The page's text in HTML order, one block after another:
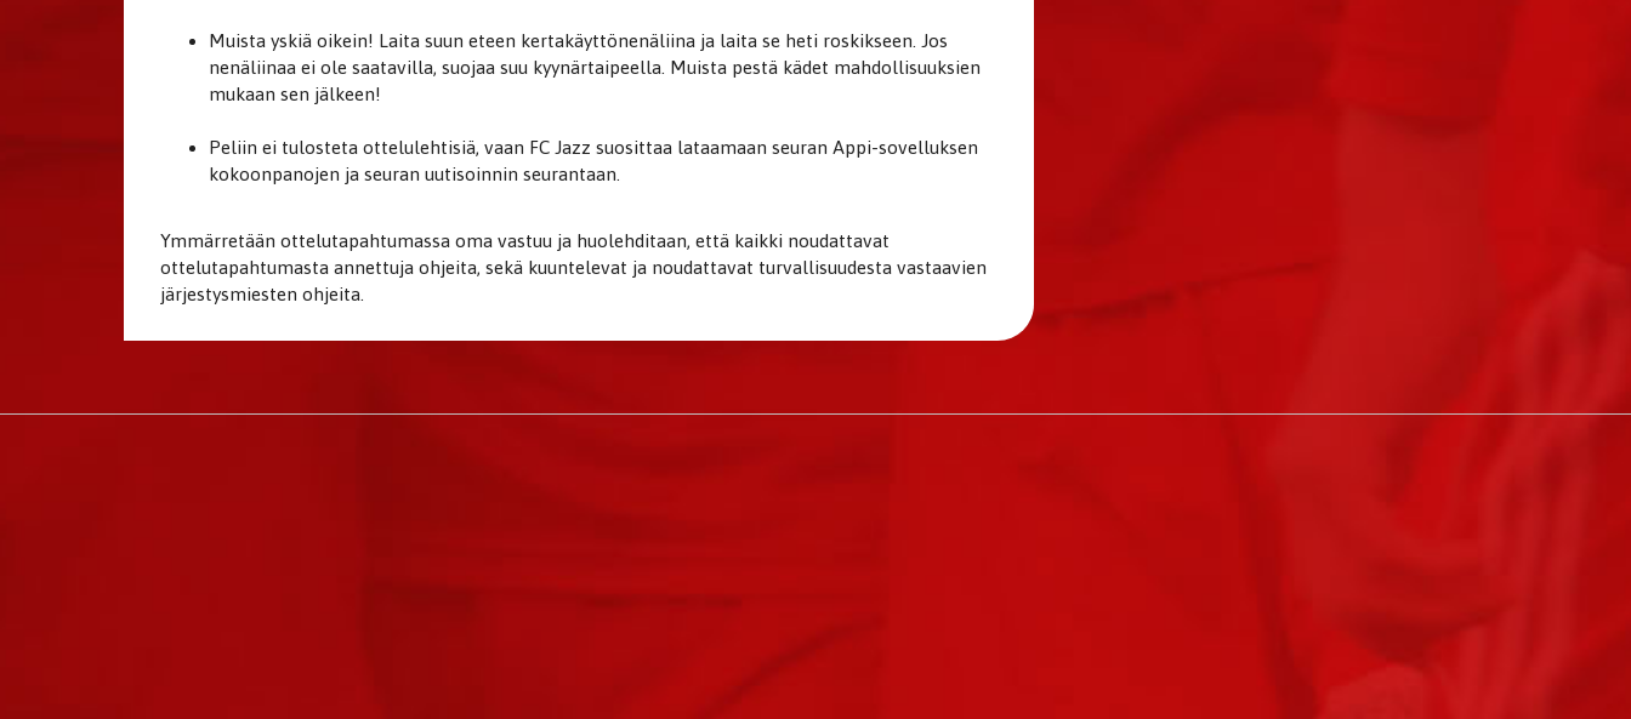
Muista yskiä oikein! Laita suun eteen kertakäyttönenäliina ja laita se heti roskikseen. Jos
nenäliinaa ei ole saatavilla, suojaa suu kyynärtaipeella. Muista pestä kädet mahdollisuuksien
mukaan sen jälkeen!
Peliin ei tulosteta ottelulehtisiä, vaan FC Jazz suosittaa lataamaan seuran Appi-sovelluksen
kokoonpanojen ja seuran uutisoinnin seurantaan.
Ymmärretään ottelutapahtumassa oma vastuu ja huolehditaan, että kaikki noudattavat
ottelutapahtumasta annettuja ohjeita, sekä kuuntelevat ja noudattavat turvallisuudesta vastaavien
järjestysmiesten ohjeita.